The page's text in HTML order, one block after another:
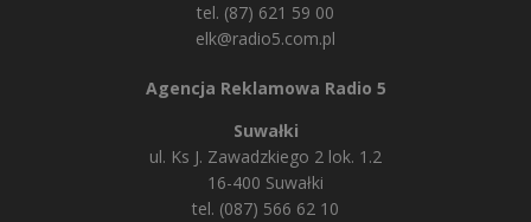
tel. (87) 621 59 00
elk@radio5.com.pl
Agencja Reklamowa Radio 5
Suwałki
ul. Ks J. Zawadzkiego 2 lok. 1.2
16-400 Suwałki
tel. (087) 566 62 10